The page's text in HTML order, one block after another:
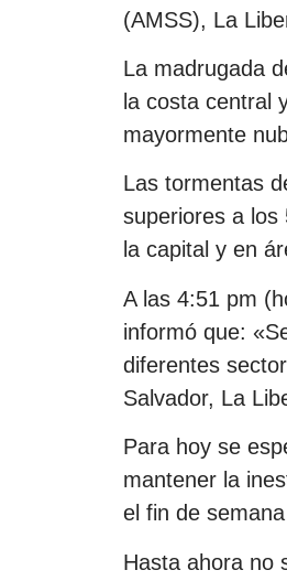
(AMSS), La
La madrugada
la costa central
mayormente
Las tormentas
superiores a los
la capital y en
A las 4:51 pm
informó que:
diferentes
Salvador, La
Para hoy se
mantener la
el fin de
Hasta ahora no